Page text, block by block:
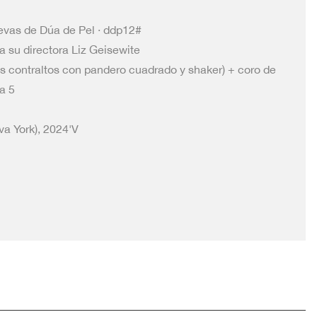
de Dúa de Pel · ddp12#
su directora Liz Geisewite
contraltos con pandero cuadrado y shaker) + coro de
5
York), 2024'V